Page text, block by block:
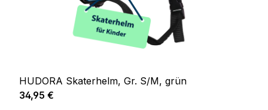
HUDORA Skaterhelm, Gr. S/M, grün
Regulärer Preis:
34,95 €